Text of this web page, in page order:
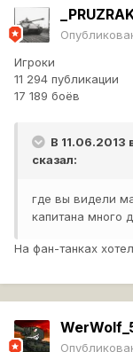
Игроки
11 294 публикации
17 189 боёв
В 11.06.2013
сказал:
где вы видели
капитана много
На фан-танках